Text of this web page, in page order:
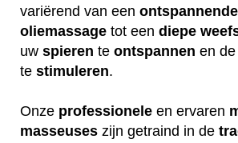
variërend van een ontspannende
oliemassage tot een diepe
uw spieren te ontspannen en de
te stimuleren.
Onze professionele en ervaren
masseuses zijn getraind in de